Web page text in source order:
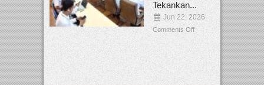
Tekankan...
Jun 22, 2026
Comments Off